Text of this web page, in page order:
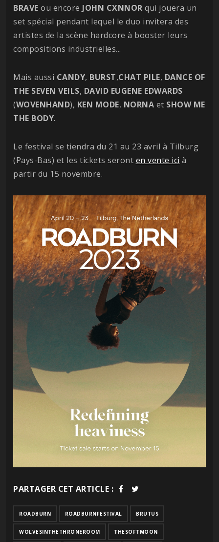
BRAVE ou encore JOHN CXNNOR qui jouera un
set spécial pendant lequel le duo invitera des
artistes de la scène hardcore à booster leurs
compositions industrielles...
Mais aussi CANDY, BURST,CHAT PILE, DANCE OF
THE SEVEN VEILS, DAVID EUGENE EDWARDS
(WOVENHAND), KEN MODE, NORNA et SHOW ME
THE BODY.
Le festival se tiendra du 21 au 23 avril à Tilburg
(Pays-Bas) et les tickets seront en vente ici à
partir du 15 novembre.
PARTAGER CET ARTICLE :
ROADBURN ROADBURNFESTIVAL BRUTUS
WOLVESINTHETHRONEROOM THESOFTMOON